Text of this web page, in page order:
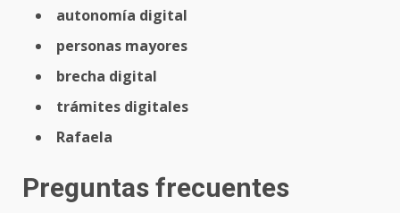
autonomía digital
personas mayores
brecha digital
trámites digitales
Rafaela
Preguntas frecuentes